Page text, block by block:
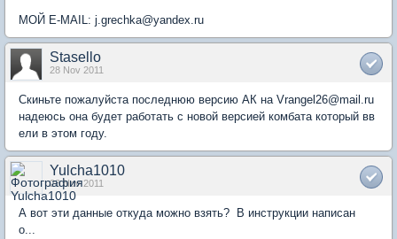
МОЙ Е-MAIL: j.grechka@yandex.ru
Stasello
28 Nov 2011
Скиньте пожалуйста последнюю версию АК на Vrangel26@mail.ru
надеюсь она будет работать с новой версией комбата который вв
ели в этом году.
Yulcha1010
28 Nov 2011
А вот эти данные откуда можно взять? В инструкции написан
о...